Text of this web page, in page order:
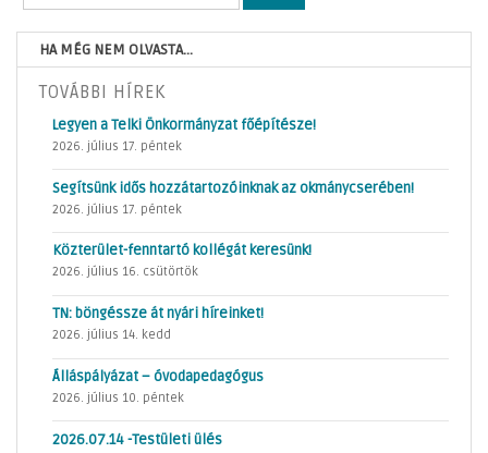
HA MÉG NEM OLVASTA...
TOVÁBBI HÍREK
Legyen a Telki Önkormányzat főépítésze!
2026. július 17. péntek
Segítsünk idős hozzátartozóinknak az okmánycserében!
2026. július 17. péntek
Közterület-fenntartó kollégát keresünk!
2026. július 16. csütörtök
TN: böngéssze át nyári híreinket!
2026. július 14. kedd
Álláspályázat – óvodapedagógus
2026. július 10. péntek
2026.07.14 -Testületi ülés